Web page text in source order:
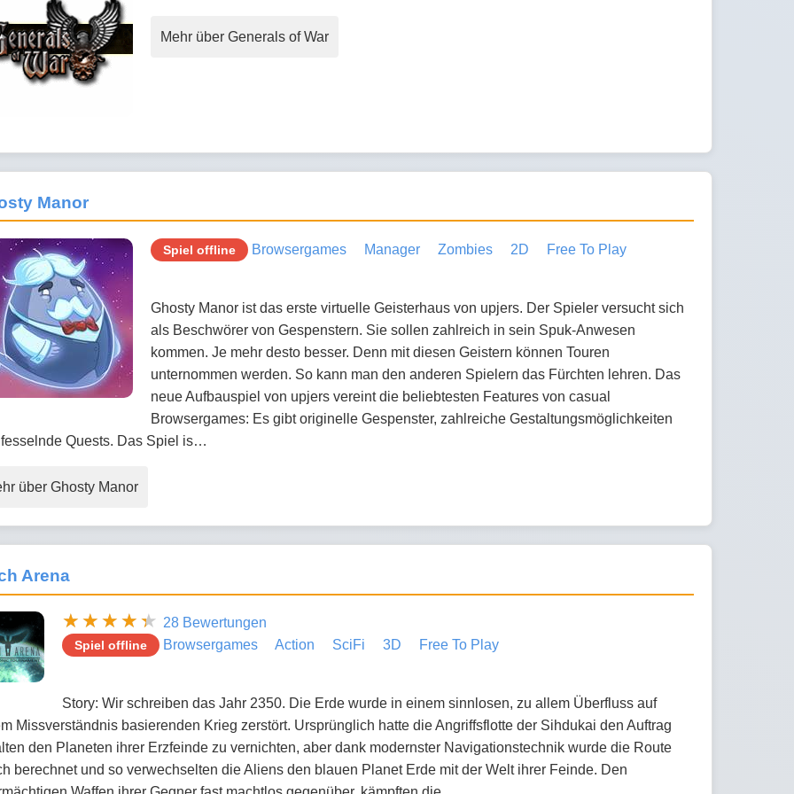
Mehr über Generals of War
Manor
Spiel offline Browsergames Manager Zombies 2D Free To Play
Ghosty Manor ist das erste virtuelle Geisterhaus von upjers. Der Spieler versucht sich
als Beschwörer von Gespenstern. Sie sollen zahlreich in sein Spuk-Anwesen
kommen. Je mehr desto besser. Denn mit diesen Geistern können Touren
unternommen werden. So kann man den anderen Spielern das Fürchten lehren. Das
neue Aufbauspiel von upjers vereint die beliebtesten Features von casual
Browsergames: Es gibt originelle Gespenster, zahlreiche Gestaltungsmöglichkeiten
Quests. Das Spiel is…
über Ghosty Manor
Arena
28 Bewertungen
Spiel offline Browsergames Action SciFi 3D Free To Play
Story: Wir schreiben das Jahr 2350. Die Erde wurde in einem sinnlosen, zu allem Überfluss auf
Missverständnis basierenden Krieg zerstört. Ursprünglich hatte die Angriffsflotte der Sihdukai den Auftrag
den Planeten ihrer Erzfeinde zu vernichten, aber dank modernster Navigationstechnik wurde die Route
berechnet und so verwechselten die Aliens den blauen Planet Erde mit der Welt ihrer Feinde. Den